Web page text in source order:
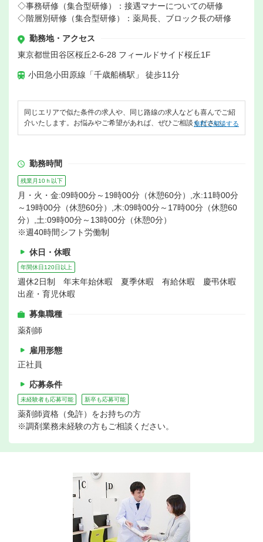
◇事務研修（集合型研修）：接遇マナーについての研修
◇階層別研修（集合型研修）：薬局長、ブロック長の研修
勤務地・アクセス
東京都世田谷区桜丘2-6-28 フィールドサイド桜丘1F
小田急小田原線「千歳船橋駅」 徒歩11分
同じエリアで似た条件の求人や、同じ路線の求人なども喜んでご紹
介いたします。お悩みやご希望があれば、ぜひご相談ください。
無料で相談する
勤務時間
残業月10ｈ以下
月・火・金:09時00分～19時00分（休憩60分）,水:11時00分
～19時00分（休憩60分）,木:09時00分～17時00分（休憩60
分）,土:09時00分～13時00分（休憩0分）
※週40時間シフト労働制
休日・休暇
年間休日120日以上
週休2日制 年末年始休暇 夏季休暇 有給休暇 慶弔休暇
出産・育児休暇
募集職種
薬剤師
雇用形態
正社員
応募条件
未経験者も応募可能 新卒も応募可能
薬剤師資格（免許）をお持ちの方
※調剤業務未経験の方もご相談ください。